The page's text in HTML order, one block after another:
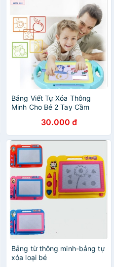
Bảng Viết Tự Xóa Thông
Minh Cho Bé 2 Tay Cầm
30.000 đ
Bảng từ thông minh-bảng tự
xóa loại bé